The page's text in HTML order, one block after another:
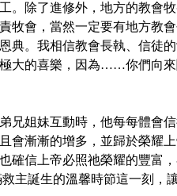
。除了進修外，地方的教會
牧會，當然一定要有地方教
典。我相信教會長執、信徒
大的喜樂，因為……你們向
兄姐妹互動時，他每每體會
會漸漸的增多，並歸於榮耀
信上帝必照祂榮耀的豐富
主誕生的溫馨時節這一刻，